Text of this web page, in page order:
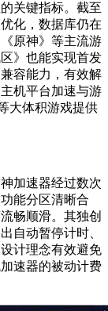
关键指标。截至
化，数据库仍在
原神》等主流游
》也能实现首发
容能力，有效解
机平台加速与游
大体积游戏提供
加速器经过数次
能分区清晰合
畅顺滑。其独创
自动暂停计时、
计理念有效避免
速器的被动计费